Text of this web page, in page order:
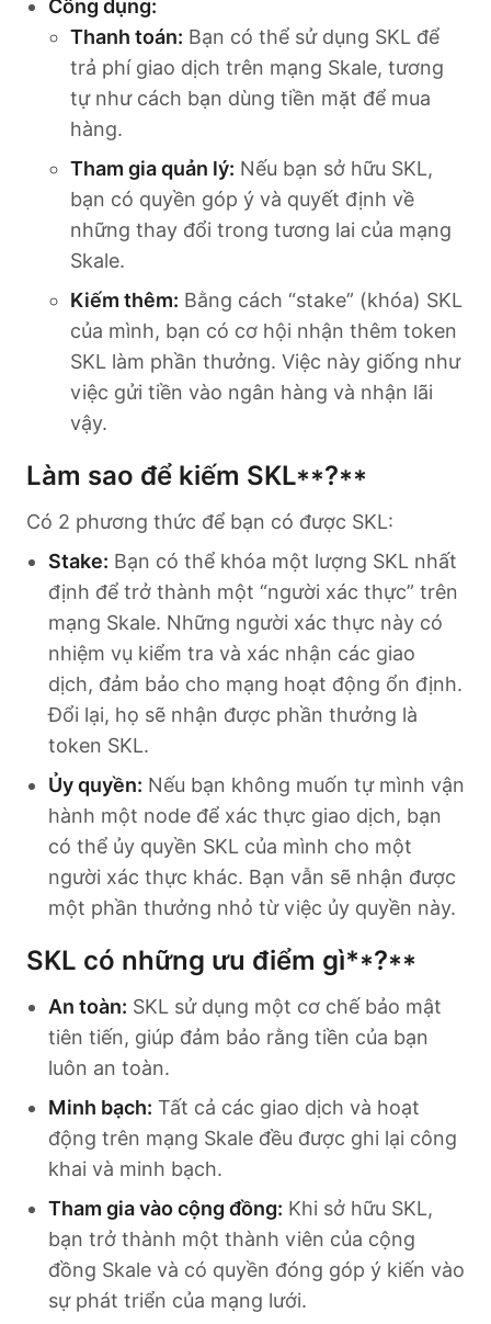
Công dụng:
Thanh toán: Bạn có thể sử dụng SKL để
trả phí giao dịch trên mạng Skale, tương
tự như cách bạn dùng tiền mặt để mua
hàng.
Tham gia quản lý: Nếu bạn sở hữu SKL,
bạn có quyền góp ý và quyết định về
những thay đổi trong tương lai của mạng
Skale.
Kiếm thêm: Bằng cách “stake” (khóa) SKL
của mình, bạn có cơ hội nhận thêm token
SKL làm phần thưởng. Việc này giống như
việc gửi tiền vào ngân hàng và nhận lãi
vậy.
Làm sao để kiếm SKL**?**
Có 2 phương thức để bạn có được SKL:
Stake: Bạn có thể khóa một lượng SKL nhất
định để trở thành một “người xác thực” trên
mạng Skale. Những người xác thực này có
nhiệm vụ kiểm tra và xác nhận các giao
dịch, đảm bảo cho mạng hoạt động ổn định.
Đổi lại, họ sẽ nhận được phần thưởng là
token SKL.
Ủy quyền: Nếu bạn không muốn tự mình vận
hành một node để xác thực giao dịch, bạn
có thể ủy quyền SKL của mình cho một
người xác thực khác. Bạn vẫn sẽ nhận được
một phần thưởng nhỏ từ việc ủy quyền này.
SKL có những ưu điểm gì**?**
An toàn: SKL sử dụng một cơ chế bảo mật
tiên tiến, giúp đảm bảo rằng tiền của bạn
luôn an toàn.
Minh bạch: Tất cả các giao dịch và hoạt
động trên mạng Skale đều được ghi lại công
khai và minh bạch.
Tham gia vào cộng đồng: Khi sở hữu SKL,
bạn trở thành một thành viên của cộng
đồng Skale và có quyền đóng góp ý kiến vào
sự phát triển của mạng lưới.